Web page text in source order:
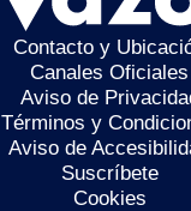
Contacto y
Canales Oficiales
Aviso de
Términos y
Aviso de
Suscríbete
Cookies